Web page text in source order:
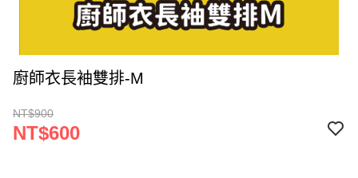
廚師衣長袖雙排-M
NT$900
NT$600